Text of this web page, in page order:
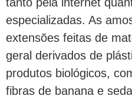
especializadas. As
extensões feitas de
geral derivados de
produtos biológicos,
fibras de banana e